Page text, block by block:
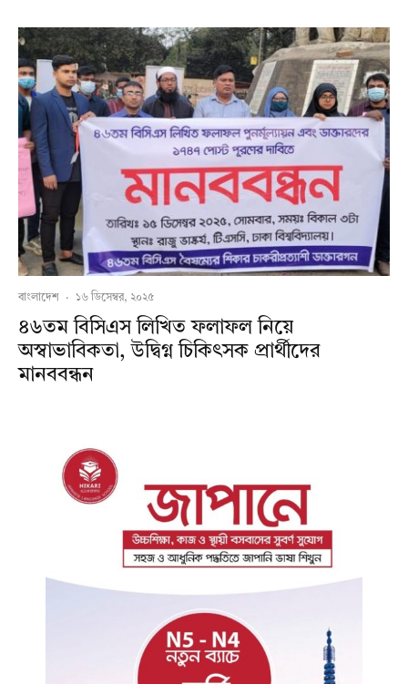
বাংলাদেশ · ১৬ ডিসেম্বর, ২০২৫
৪৬তম বিসিএস লিখিত ফলাফল নিয়ে
অস্বাভাবিকতা, উদ্বিগ্ন চিকিৎসক প্রার্থীদের
মানববন্ধন